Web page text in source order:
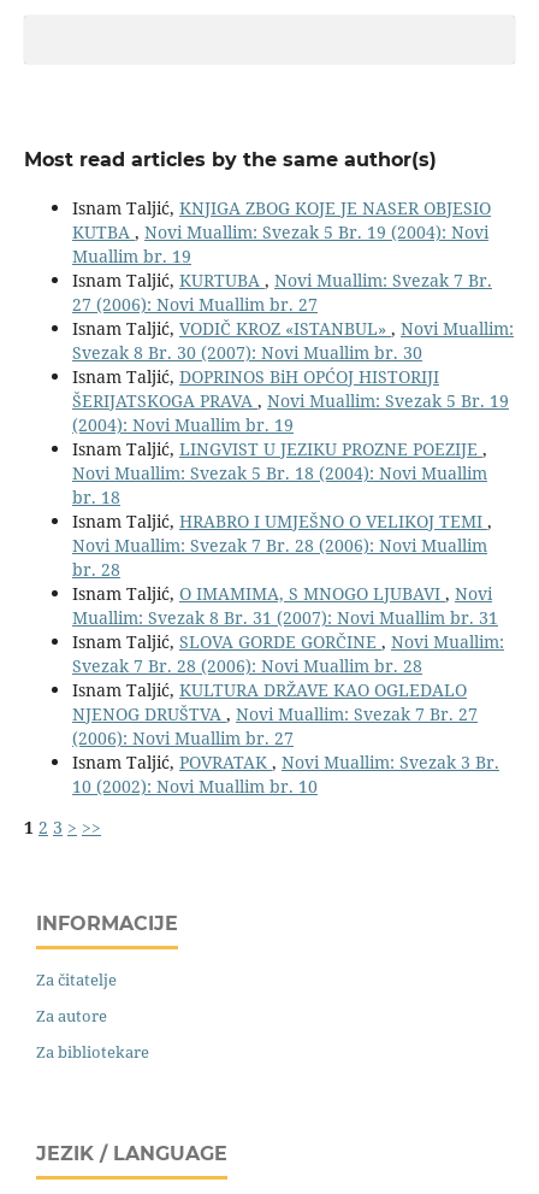
Most read articles by the same author(s)
Isnam Taljić, KNJIGA ZBOG KOJE JE NASER OBJESIO
KUTBA , Novi Muallim: Svezak 5 Br. 19 (2004): Novi
Muallim br. 19
Isnam Taljić, KURTUBA , Novi Muallim: Svezak 7 Br.
27 (2006): Novi Muallim br. 27
Isnam Taljić, VODIČ KROZ «ISTANBUL» , Novi Muallim:
Svezak 8 Br. 30 (2007): Novi Muallim br. 30
Isnam Taljić, DOPRINOS BiH OPĆOJ HISTORIJI
ŠERIJATSKOGA PRAVA , Novi Muallim: Svezak 5 Br. 19
(2004): Novi Muallim br. 19
Isnam Taljić, LINGVIST U JEZIKU PROZNE POEZIJE ,
Novi Muallim: Svezak 5 Br. 18 (2004): Novi Muallim
br. 18
Isnam Taljić, HRABRO I UMJEŠNO O VELIKOJ TEMI ,
Novi Muallim: Svezak 7 Br. 28 (2006): Novi Muallim
br. 28
Isnam Taljić, O IMAMIMA, S MNOGO LJUBAVI , Novi
Muallim: Svezak 8 Br. 31 (2007): Novi Muallim br. 31
Isnam Taljić, SLOVA GORDE GORČINE , Novi Muallim:
Svezak 7 Br. 28 (2006): Novi Muallim br. 28
Isnam Taljić, KULTURA DRŽAVE KAO OGLEDALO
NJENOG DRUŠTVA , Novi Muallim: Svezak 7 Br. 27
(2006): Novi Muallim br. 27
Isnam Taljić, POVRATAK , Novi Muallim: Svezak 3 Br.
10 (2002): Novi Muallim br. 10
1 2 3 > >>
INFORMACIJE
Za čitatelje
Za autore
Za bibliotekare
JEZIK / LANGUAGE